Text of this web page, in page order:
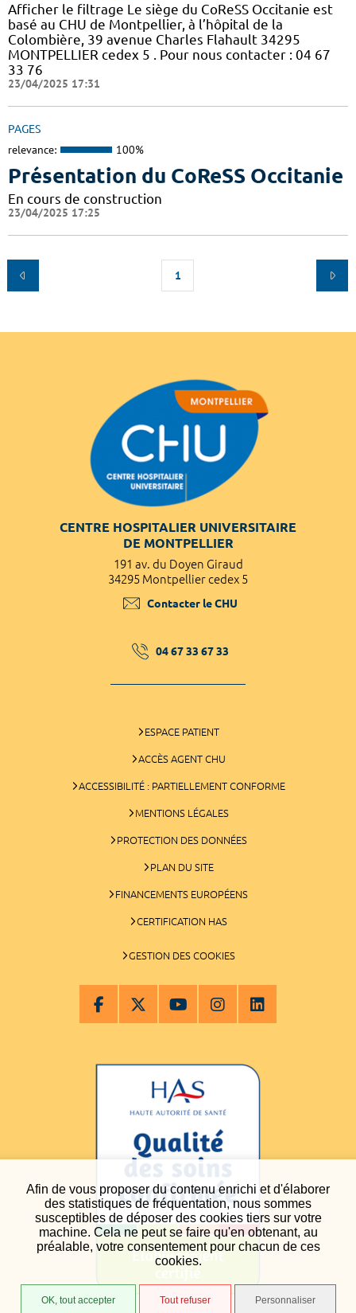
Afin de vous proposer du contenu enrichi et d'élaborer
des statistiques de fréquentation, nous sommes
susceptibles de déposer des cookies tiers sur votre
machine. Cela ne peut se faire qu'en obtenant, au
préalable, votre consentement pour chacun de ces
cookies.
OK, tout accepter Tout refuser Personnaliser
Afficher le filtrage Le siège du CoReSS Occitanie est
basé au CHU de Montpellier, à l’hôpital de la
Colombière, 39 avenue Charles Flahault 34295
MONTPELLIER cedex 5 . Pour nous contacter : 04 67
33 76
23/04/2025 17:31
PAGES
relevance: 100%
Présentation du CoReSS Occitanie
En cours de construction
23/04/2025 17:25
1
CENTRE HOSPITALIER UNIVERSITAIRE
DE MONTPELLIER
191 av. du Doyen Giraud
34295 Montpellier cedex 5
Contacter le CHU
04 67 33 67 33
ESPACE PATIENT
ACCÈS AGENT CHU
ACCESSIBILITÉ : PARTIELLEMENT CONFORME
MENTIONS LÉGALES
PROTECTION DES DONNÉES
PLAN DU SITE
FINANCEMENTS EUROPÉENS
CERTIFICATION HAS
GESTION DES COOKIES